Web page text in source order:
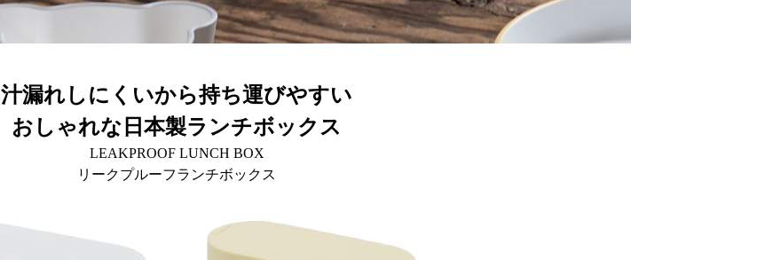
汁漏れしにくいから持ち運びやすい
おしゃれな日本製ランチボックス
LEAKPROOF LUNCH BOX
リークプルーフランチボックス